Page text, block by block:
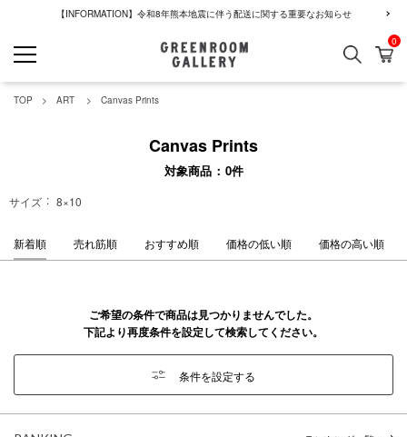
【INFORMATION】令和8年熊本地震に伴う配送に関する重要なお知らせ
検索 カ
0
TOP ART Canvas Prints
Canvas Prints
対象商品 0件
サイズ 8×10
新着順 売れ筋順 おすすめ順 価格の低い順 価格の高い順
ご希望の条件で商品は見つかりませんでした。
下記より再度条件を設定して検索してください。
条件を設定する